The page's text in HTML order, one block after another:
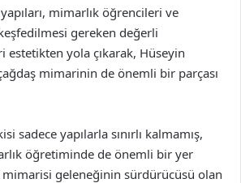
mimarlık öğrencileri ve
gereken değerli
estetikten yola çıkarak, Hüseyin
mimarinin de önemli bir parçası
sadece yapılarla sınırlı kalmamış,
öğretiminde de önemli bir yer
mimarisi geleneğinin sürdürücüsü olan